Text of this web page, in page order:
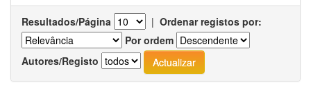
Resultados/Página | Ordenar registos por:
Por ordem
Autores/Registo